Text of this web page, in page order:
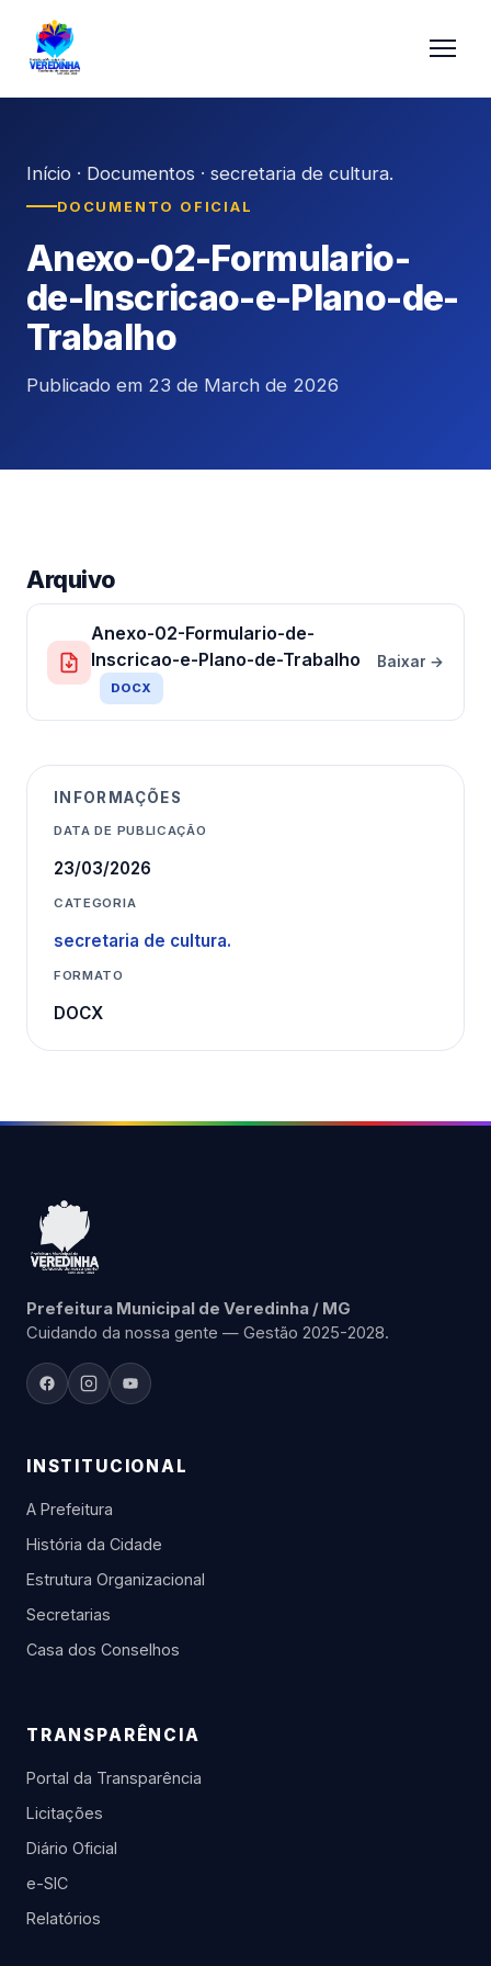
Início · Documentos · secretaria de cultura.
DOCUMENTO OFICIAL
Anexo-02-Formulario-
de-Inscricao-e-Plano-de-
Trabalho
Publicado em 23 de March de 2026
Arquivo
Anexo-02-Formulario-de-
Inscricao-e-Plano-de-Trabalho
DOCX
Baixar →
INFORMAÇÕES
DATA DE PUBLICAÇÃO
23/03/2026
CATEGORIA
secretaria de cultura.
FORMATO
DOCX
Prefeitura Municipal de Veredinha / MG
Cuidando da nossa gente — Gestão 2025-2028.
INSTITUCIONAL
A Prefeitura
História da Cidade
Estrutura Organizacional
Secretarias
Casa dos Conselhos
TRANSPARÊNCIA
Portal da Transparência
Licitações
Diário Oficial
e-SIC
Relatórios